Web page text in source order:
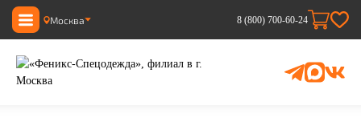
Москва 8 (800) 700-60-24